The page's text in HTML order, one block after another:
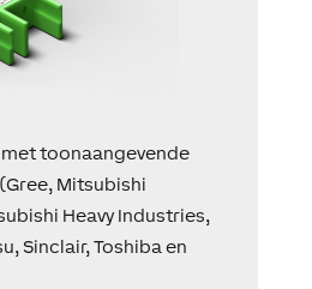
toonaangevende
Mitsubishi
Heavy Industries,
Sinclair, Toshiba en